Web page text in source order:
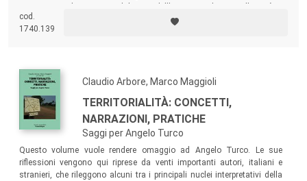
in ultimo, sotto gli aspetti direttamente politici.
cod.
1740.139
Claudio Arbore, Marco Maggioli
TERRITORIALITÀ: CONCETTI,
NARRAZIONI, PRATICHE
Saggi per Angelo Turco
Questo volume vuole rendere omaggio ad Angelo Turco. Le sue
riflessioni vengono qui riprese da venti importanti autori, italiani e
stranieri, che rileggono alcuni tra i principali nuclei interpretativi della